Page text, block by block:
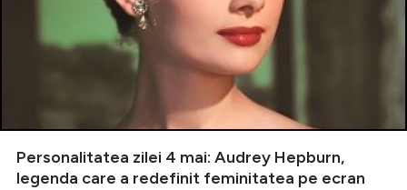
Personalitatea zilei 4 mai: Audrey Hepburn,
legenda care a redefinit feminitatea pe ecran